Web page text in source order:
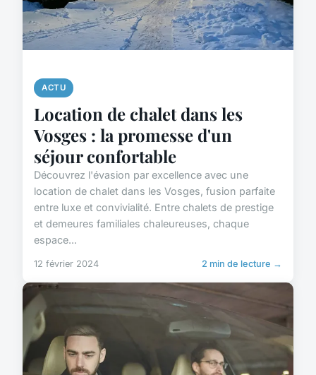
ACTU
Location de chalet dans les
Vosges : la promesse d'un
séjour confortable
Découvrez l'évasion par excellence avec une
location de chalet dans les Vosges, fusion parfaite
entre luxe et convivialité. Entre chalets de prestige
et demeures familiales chaleureuses, chaque
espace...
12 février 2024 2 min de lecture →